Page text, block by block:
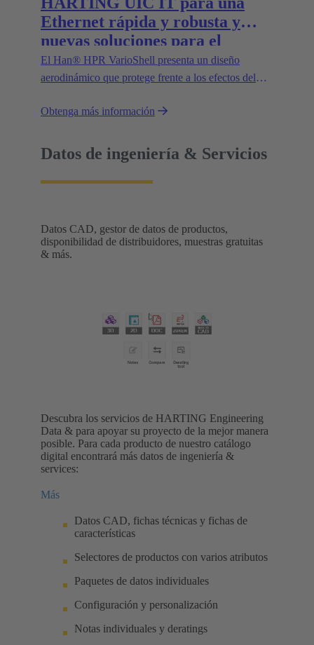
Ethernet rápida y robusta y
nuevas soluciones para el
suministro eléctrico en trenes
El Han® HPR VarioShell presenta un diseño
aerodinámico que protege frente a los efectos del
presión. Además, el grado de protección IP69
variantes aumentan la flexibilidad de uso y abren
nuevas posibilidades.
Obtenga más información
Datos de ingeniería & Servicios
Datos CAD, gestor de datos de productos,
disponibilidad de distribuidores, muestras gratuitas
& más.
Descubra los servicios de HARTING Engineering
Data & para apoyar su proyecto de la mejor manera
posible. Para cada producto de nuestro catálogo
digital encontrará más datos de ingeniería &
services:
Más
Datos CAD, fichas técnicas y fichas de
características
Selectores de productos con varios atributos
Paquetes de datos individuales
Configuración y personalización
Notas individuales y deratings